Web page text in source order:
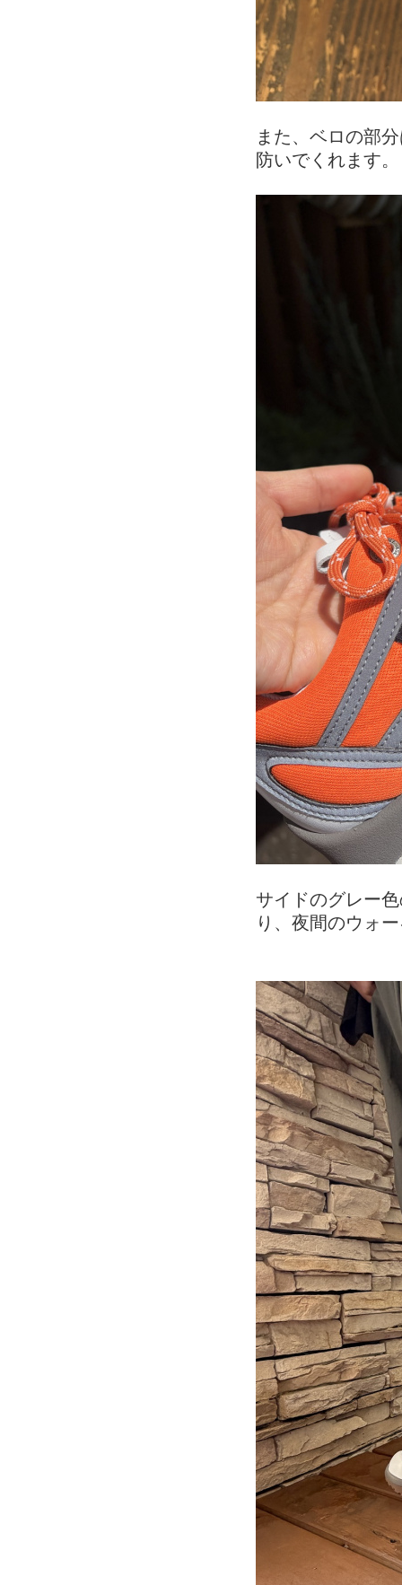
また、ベロの部
防いでくれます。
サイドのグレー
り、夜間のウォ